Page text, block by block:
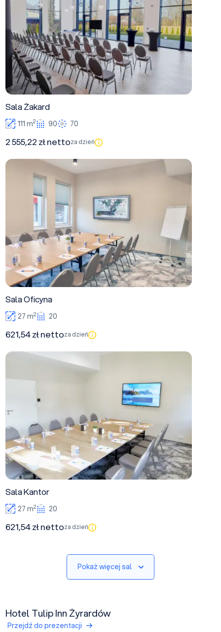
Sala Żakard
111 m2 90 70
2 555,22 zł nettoza dzień
Sala Oficyna
Sala Oficyna
27 m2 20
621,54 zł nettoza dzień
Sala Kantor
Sala Kantor
27 m2 20
621,54 zł nettoza dzień
Pokaż więcej sal
Hotel Tulip Inn Żyrardów
Przejdź do prezentacji